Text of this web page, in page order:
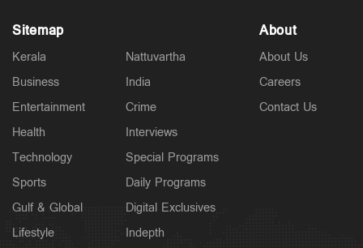
Sitemap
Kerala
Business
Entertainment
Health
Technology
Sports
Gulf & Global
Lifestyle
Nattuvartha
India
Crime
Interviews
Special Programs
Daily Programs
Digital Exclusives
Indepth
About
About Us
Careers
Contact Us